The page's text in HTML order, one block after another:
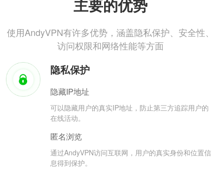
主要的优势
使用AndyVPN有许多优势，涵盖隐私保护、安全性、
访问权限和网络性能等方面
隐私保护
隐藏IP地址
可以隐藏用户的真实IP地址，防止第三方追踪用户的
在线活动。
匿名浏览
通过AndyVPN访问互联网，用户的真实身份和位置信
息得到保护。